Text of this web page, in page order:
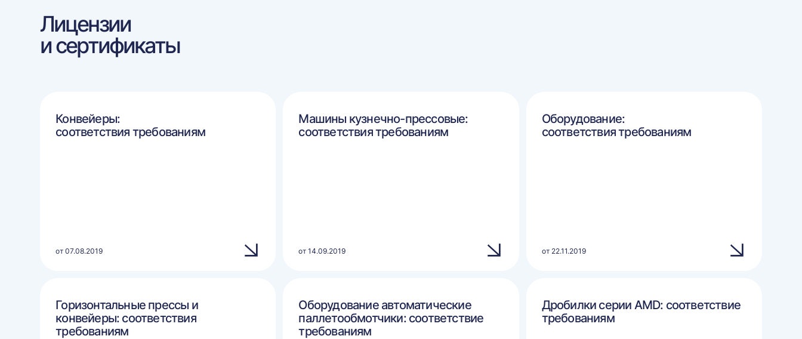
Лицензии
и сертификаты
Конвейеры:
соответствия требованиям
от 07.08.2019
Машины кузнечно-прессовые:
соответствия требованиям
от 14.09.2019
Оборудование:
соответствия требованиям
от 22.11.2019
Горизонтальные прессы и
конвейеры: соответствия
требованиям
Оборудование автоматические
паллетообмотчики: соответствие
требованиям
Дробилки серии AMD: соответствие
требованиям